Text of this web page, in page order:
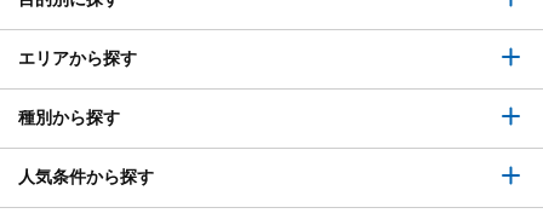
エリアから探す
種別から探す
人気条件から探す